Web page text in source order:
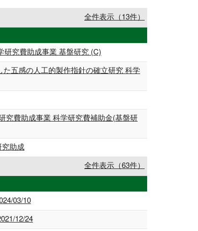
全件表示（13件）
研究費助成事業 基盤研究 (C)
た五感の人工的製作指針の確立研究 科学
究費助成事業 科学研究費補助金(基盤研
助成
全件表示（63件）
03/10
12/24